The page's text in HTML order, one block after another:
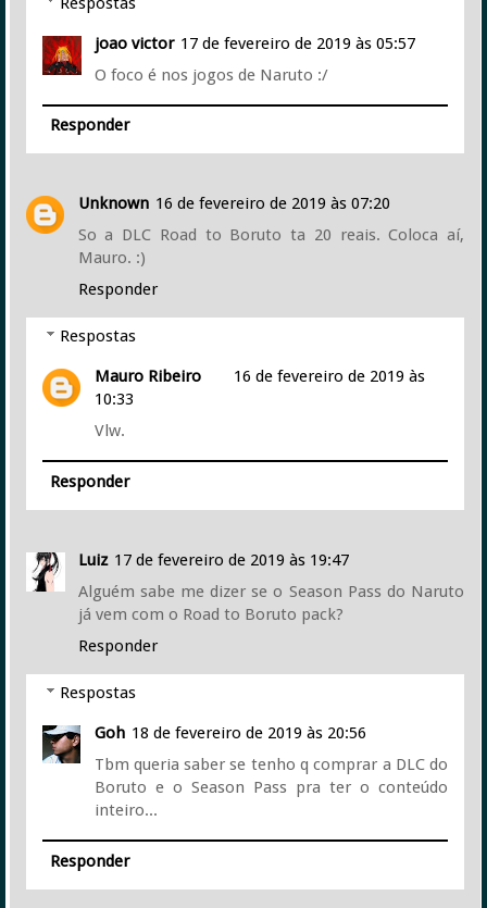
joao victor 17 de fevereiro de 2019 às 05:57
O foco é nos jogos de Naruto :/
Responder
Unknown 16 de fevereiro de 2019 às 07:20
So a DLC Road to Boruto ta 20 reais. Coloca aí,
Mauro. :)
Responder
Respostas
Mauro Ribeiro
16 de fevereiro de 2019 às
10:33
Vlw.
Responder
Luiz 17 de fevereiro de 2019 às 19:47
Alguém sabe me dizer se o Season Pass do Naruto
já vem com o Road to Boruto pack?
Responder
Respostas
Goh 18 de fevereiro de 2019 às 20:56
Tbm queria saber se tenho q comprar a DLC do
Boruto e o Season Pass pra ter o conteúdo
inteiro...
Responder